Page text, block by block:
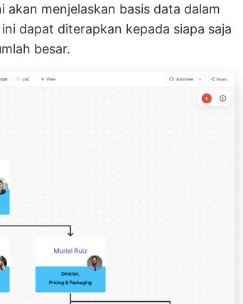
akan menjelaskan basis data dalam
dapat diterapkan kepada siapa saja
besar.